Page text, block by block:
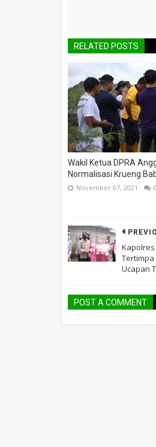
RELATED POSTS
Wakil Ketua DPRA
Normalisasi Krueng
November 07, 2021 0
Kapolres
Tertimpa
Ucapan
POST A COMMENT